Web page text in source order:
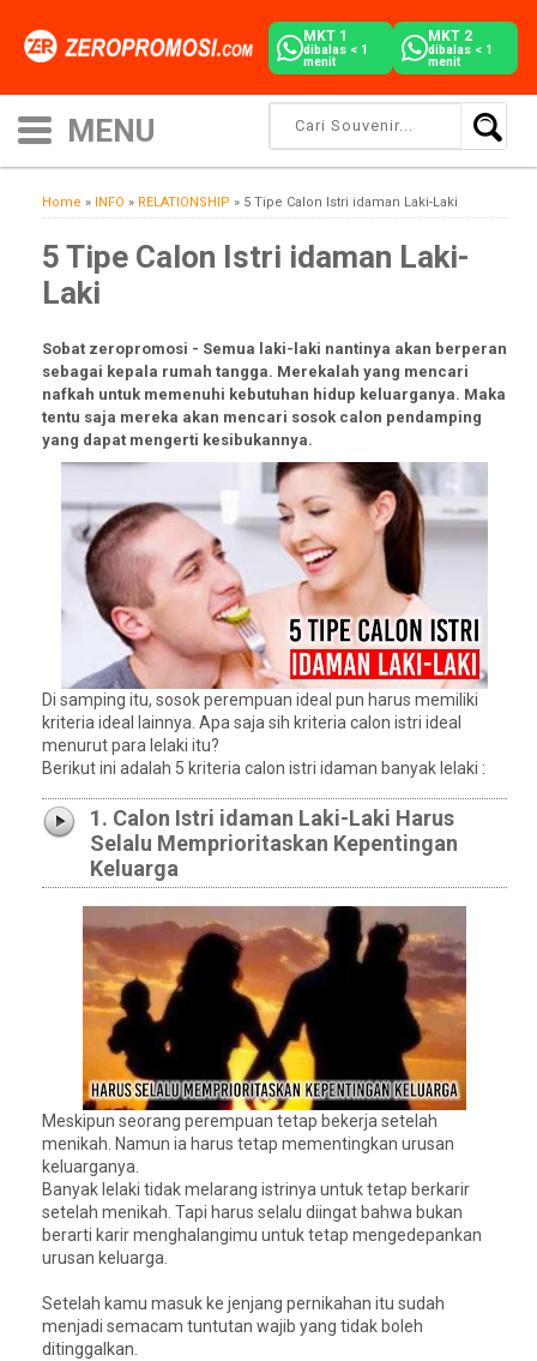
MKT 1
dibalas < 1
menit
MKT 2
dibalas < 1
menit
Home » INFO » RELATIONSHIP » 5 Tipe Calon Istri idaman Laki-Laki
5 Tipe Calon Istri idaman Laki-
Laki
Sobat zeropromosi - Semua laki-laki nantinya akan berperan
sebagai kepala rumah tangga. Merekalah yang mencari
nafkah untuk memenuhi kebutuhan hidup keluarganya. Maka
tentu saja mereka akan mencari sosok calon pendamping
yang dapat mengerti kesibukannya.
Di samping itu, sosok perempuan ideal pun harus memiliki
kriteria ideal lainnya. Apa saja sih kriteria calon istri ideal
menurut para lelaki itu?
Berikut ini adalah 5 kriteria calon istri idaman banyak lelaki :
1. Calon Istri idaman Laki-Laki Harus
Selalu Memprioritaskan Kepentingan
Keluarga
Meskipun seorang perempuan tetap bekerja setelah
menikah. Namun ia harus tetap mementingkan urusan
keluarganya.
Banyak lelaki tidak melarang istrinya untuk tetap berkarir
setelah menikah. Tapi harus selalu diingat bahwa bukan
berarti karir menghalangimu untuk tetap mengedepankan
urusan keluarga.
Setelah kamu masuk ke jenjang pernikahan itu sudah
menjadi semacam tuntutan wajib yang tidak boleh
ditinggalkan.